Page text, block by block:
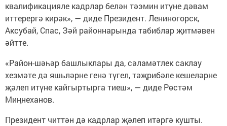
квалификацияле кадрлар белән тәэмин итүне дәвам
иттерергә кирәк», — диде Президент. Лениногорск,
Аксубай, Спас, Зәй районнарында табиблар җитмәвен
әйтте.
«Район-шәһәр башлыклары да, сәламәтлек саклау
хезмәте дә яшьләрне генә түгел, тәҗрибәле кешеләрне
җәлеп итүне кайгыртырга тиеш», — диде Рөстәм
Миңнеханов.
Президент читтән дә кадрлар җәлеп итәргә кушты.